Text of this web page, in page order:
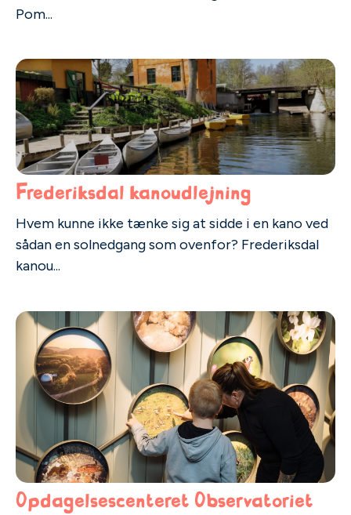
Pom...
Frederiksdal kanoudlejning
Hvem kunne ikke tænke sig at sidde i en kano ved
sådan en solnedgang som ovenfor? Frederiksdal
kanou...
Opdagelsescenteret Observatoriet